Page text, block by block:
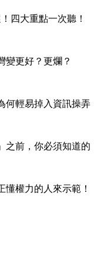
四大重點一次聽！
變更好？更爛？
何輕易掉入資訊操弄
之前，你必須知道的
懂權力的人來示範！